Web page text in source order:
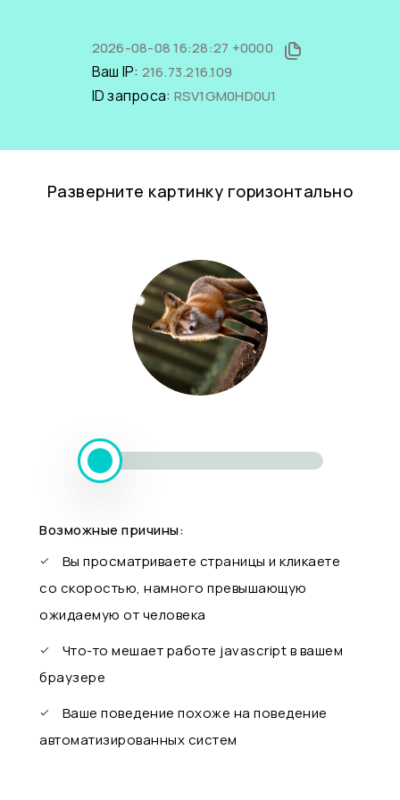
2026-08-08 16:28:27 +0000
Ваш IP: 216.73.216.109
ID запроса: RSV1GM0HD0U1
Разверните картинку горизонтально
Возможные причины:
Вы просматриваете страницы и кликаете
со скоростью, намного превышающую
ожидаемую от человека
Что-то мешает работе javascript в вашем
браузере
Ваше поведение похоже на поведение
автоматизированных систем